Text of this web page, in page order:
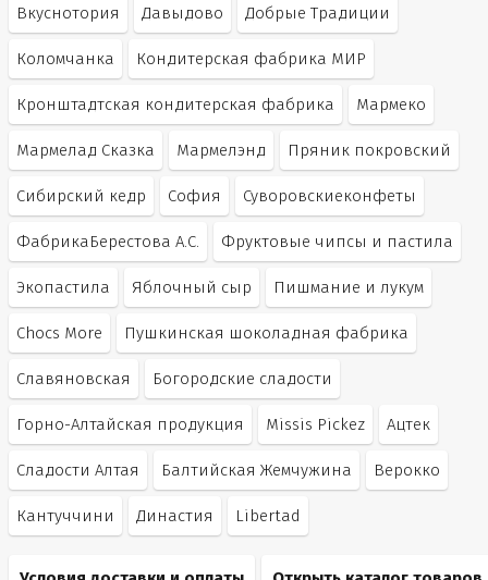
Вкуснотория Давыдово Добрые Традиции
Коломчанка Кондитерская фабрика МИР
Кронштадтская кондитерская фабрика Мармеко
Мармелад Сказка Мармелэнд Пряник покровский
Сибирский кедр София Суворовскиеконфеты
ФабрикаБерестова А.С. Фруктовые чипсы и пастила
Экопастила Яблочный сыр Пишмание и лукум
Chocs More Пушкинская шоколадная фабрика
Славяновская Богородские сладости
Горно-Алтайская продукция Missis Pickez Ацтек
Сладости Алтая Балтийская Жемчужина Верокко
Кантуччини Династия Libertad